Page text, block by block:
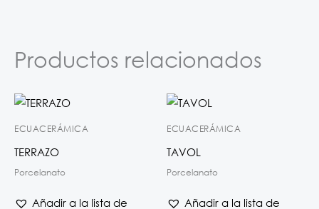
Productos relacionados
ECUACERÁMICA
TERRAZO
Porcelanato
Añadir a la lista de
ECUACERÁMICA
TAVOL
Porcelanato
Añadir a la lista de